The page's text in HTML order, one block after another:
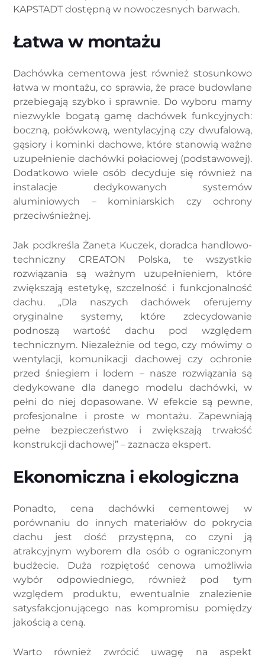
KAPSTADT dostępną w nowoczesnych barwach.
Łatwa w montażu
Dachówka cementowa jest również stosunkowo
łatwa w montażu, co sprawia, że prace budowlane
przebiegają szybko i sprawnie. Do wyboru mamy
niezwykle bogatą gamę dachówek funkcyjnych:
boczną, połówkową, wentylacyjną czy dwufalową,
gąsiory i kominki dachowe, które stanowią ważne
uzupełnienie dachówki połaciowej (podstawowej).
Dodatkowo wiele osób decyduje się również na
instalacje dedykowanych systemów
aluminiowych – kominiarskich czy ochrony
przeciwśnieżnej.
Jak podkreśla Żaneta Kuczek, doradca handlowo-
techniczny CREATON Polska, te wszystkie
rozwiązania są ważnym uzupełnieniem, które
zwiększają estetykę, szczelność i funkcjonalność
dachu. „Dla naszych dachówek oferujemy
oryginalne systemy, które zdecydowanie
podnoszą wartość dachu pod względem
technicznym. Niezależnie od tego, czy mówimy o
wentylacji, komunikacji dachowej czy ochronie
przed śniegiem i lodem – nasze rozwiązania są
dedykowane dla danego modelu dachówki, w
pełni do niej dopasowane. W efekcie są pewne,
profesjonalne i proste w montażu. Zapewniają
pełne bezpieczeństwo i zwiększają trwałość
konstrukcji dachowej” – zaznacza ekspert.
Ekonomiczna i ekologiczna
Ponadto, cena dachówki cementowej w
porównaniu do innych materiałów do pokrycia
dachu jest dość przystępna, co czyni ją
atrakcyjnym wyborem dla osób o ograniczonym
budżecie. Duża rozpiętość cenowa umożliwia
wybór odpowiedniego, również pod tym
względem produktu, ewentualnie znalezienie
satysfakcjonującego nas kompromisu pomiędzy
jakością a ceną.
Warto również zwrócić uwagę na aspekt